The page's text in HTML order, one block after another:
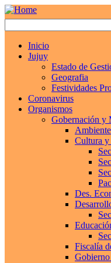
Inicio
Jujuy
Estado de
Geografia
Festividades
Coronavirus
Organismos
Gobernación y
Ambiente
Cultura
Des.
Fiscalía